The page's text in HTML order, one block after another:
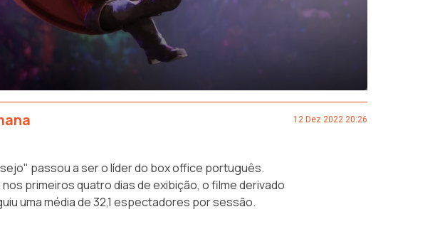
12 Dez 2022 20:26
passou a ser o líder do box office português.
primeiros quatro dias de exibição, o filme derivado
uma média de 32,1 espectadores por sessão.